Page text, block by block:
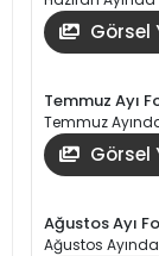
Görsel
Temmuz Ayı
Temmuz
Görsel
Ağustos Ayı
Ağustos